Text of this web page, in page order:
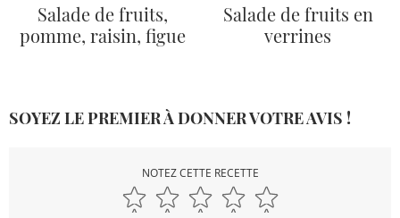
Salade de fruits,
pomme, raisin, figue
Salade de fruits en
verrines
SOYEZ LE PREMIER À DONNER VOTRE AVIS !
NOTEZ CETTE RECETTE